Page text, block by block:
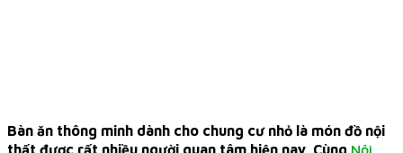
Bàn ăn thông minh dành cho chung cư nhỏ là món đồ nội
thất được rất nhiều người quan tâm hiện nay. Cùng Nội